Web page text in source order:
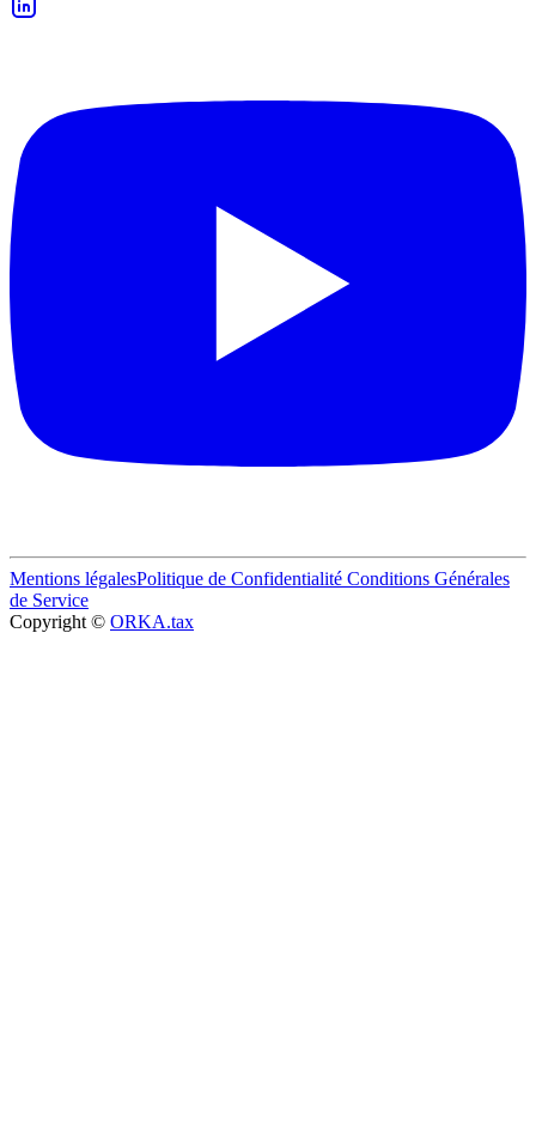
Mentions légalesPolitique de Confidentialité Conditions Générales
de Service
Copyright © ORKA.tax